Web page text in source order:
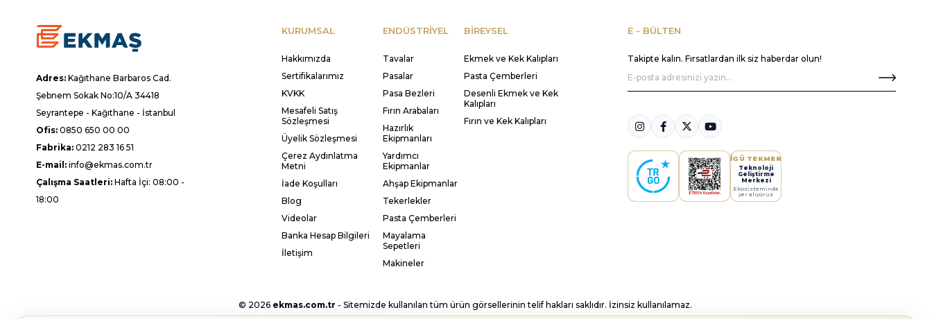
Adres: Kağıthane Barbaros Cad.
Şebnem Sokak No:10/A 34418
Seyrantepe - Kağıthane - İstanbul
Ofis: 0850 650 00 00
Fabrika: 0212 283 16 51
E-mail: info@ekmas.com.tr
Çalışma Saatleri: Hafta İçi: 08:00 -
18:00
KURUMSAL
Hakkımızda
Sertifikalarımız
KVKK
Mesafeli Satış
Sözleşmesi
Üyelik Sözleşmesi
Çerez Aydınlatma
Metni
İade Koşulları
Blog
Videolar
Banka Hesap Bilgileri
İletişim
ENDÜSTRİYEL
Tavalar
Pasalar
Pasa Bezleri
Fırın Arabaları
Hazırlık
Ekipmanları
Yardımcı
Ekipmanlar
Ahşap Ekipmanlar
Tekerlekler
Pasta Çemberleri
Mayalama
Sepetleri
Makineler
BİREYSEL
Ekmek ve Kek Kalıpları
Pasta Çemberleri
Desenli Ekmek ve Kek
Kalıpları
Fırın ve Kek Kalıpları
E - BÜLTEN
Takipte kalın. Fırsatlardan ilk siz haberdar olun!
İGÜ TEKMER
Teknoloji
Geliştirme
Merkezi
Ekosisteminde
yer alıyoruz
© 2026 ekmas.com.tr - Sitemizde kullanılan tüm ürün görsellerinin telif hakları saklıdır. İzinsiz kullanılamaz.